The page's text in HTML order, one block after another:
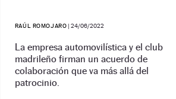
RAÚL ROMOJARO |24/06/2022
La empresa automovilística y el club
madrileño firman un acuerdo de
colaboración que va más allá del
patrocinio.